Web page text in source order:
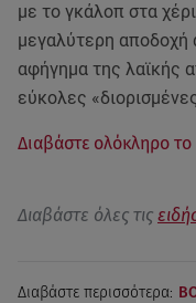
με το γκάλοπ στα
μεγαλύτερη αποδοχή
αφήγημα της λαϊκής
εύκολες
Διαβάστε ολόκληρο
Διαβάστε όλες τις
Διαβάστε περισσότερα: